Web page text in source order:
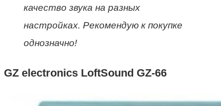
качество звука на разных
настройках. Рекомендую к покупке
однозначно!
GZ electronics LoftSound GZ-66